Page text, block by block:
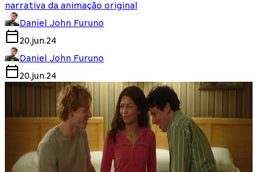
narrativa da animação original
Daniel John Furuno
20.jun.24
Daniel John Furuno
20.jun.24